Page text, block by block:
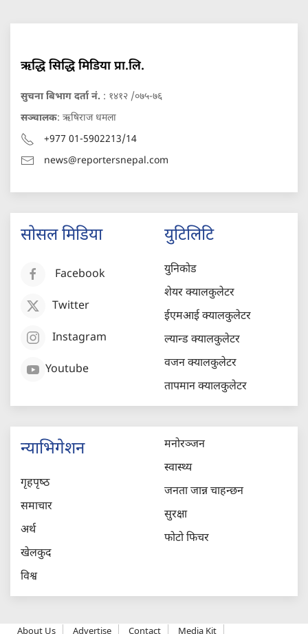
ऋद्धि सिद्धि मिडिया प्रा.लि.
सुचना बिभाग दर्ता नं. : १४१२ /०७५-७६
सञ्चालक: ऋषिराज धमला
+977 01-5902213/14
news@reportersnepal.com
सोसल मिडिया
Facebook
Twitter
Instagram
Youtube
युटिलिटि
युनिकोड
शेयर क्यालकुलेटर
ईएमआई क्यालकुलेटर
ल्यान्ड क्यालकुलेटर
वजन क्यालकुलेटर
तापमान क्यालकुलेटर
न्याभिगेशन
गृहपृष्‍ठ
समाचार
अर्थ
खेलकुद
विश्व
मनोरञ्जन
स्वास्थ्य
जनता जान्न चाहन्छन
सुरक्षा
फोटो फिचर
About Us Advertise Contact Media Kit